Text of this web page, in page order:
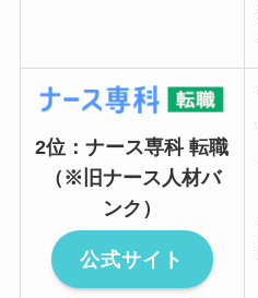
2位：ナース専科 転職
（※旧ナース人材バ
ンク）
公式サイト